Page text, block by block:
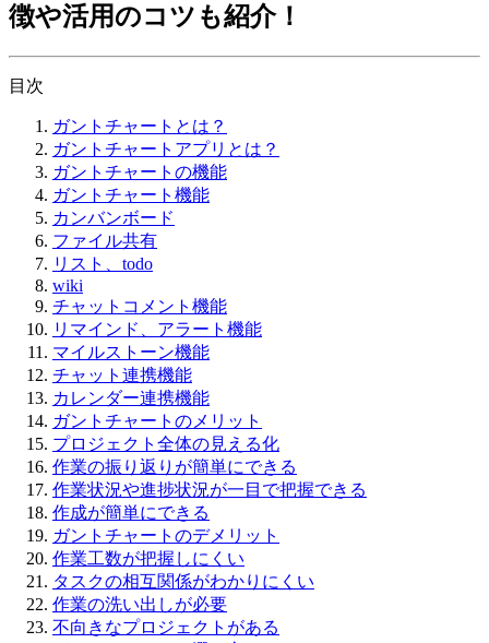
徴や活用のコツも紹介！
目次
ガントチャートとは？
ガントチャートアプリとは？
ガントチャートの機能
ガントチャート機能
カンバンボード
ファイル共有
リスト、todo
wiki
チャットコメント機能
リマインド、アラート機能
マイルストーン機能
チャット連携機能
カレンダー連携機能
ガントチャートのメリット
プロジェクト全体の見える化
作業の振り返りが簡単にできる
作業状況や進捗状況が一目で把握できる
作成が簡単にできる
ガントチャートのデメリット
作業工数が把握しにくい
タスクの相互関係がわかりにくい
作業の洗い出しが必要
不向きなプロジェクトがある